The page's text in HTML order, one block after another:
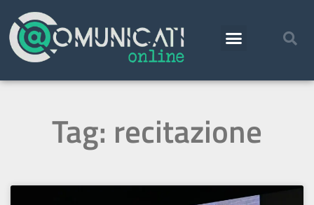
Tag: recitazione